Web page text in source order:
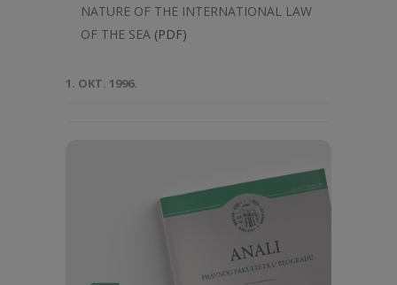
NATURE OF THE INTERNATIONAL LAW
OF THE SEA (PDF)
1. OKT. 1996.